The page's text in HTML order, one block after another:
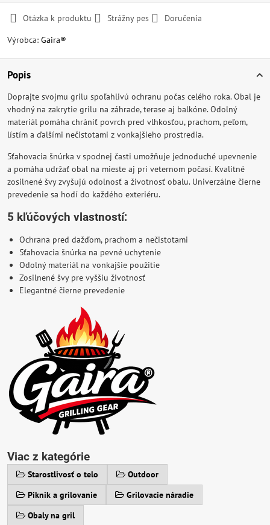
Otázka k produktu Strážny pes
Doručenia
Výrobca: Gaira®
Popis
Doprajte svojmu grilu spoľahlivú ochranu počas celého roka. Obal je
vhodný na zakrytie grilu na záhrade, terase aj balkóne. Odolný
materiál pomáha chrániť povrch pred vlhkosťou, prachom, peľom,
lístím a ďalšími nečistotami z vonkajšieho prostredia.
Sťahovacia šnúrka v spodnej časti umožňuje jednoduché upevnenie
a pomáha udržať obal na mieste aj pri veternom počasí. Kvalitné
zosilnené švy zvyšujú odolnosť a životnosť obalu. Univerzálne čierne
prevedenie sa hodí do každého exteriéru.
5 kľúčových vlastností:
Ochrana pred dažďom, prachom a nečistotami
Sťahovacia šnúrka na pevné uchytenie
Odolný materiál na vonkajšie použitie
Zosilnené švy pre vyššiu životnosť
Elegantné čierne prevedenie
Viac z kategórie
Starostlivosť o telo
Outdoor
Piknik a grilovanie
Grilovacie náradie
Obaly na gril